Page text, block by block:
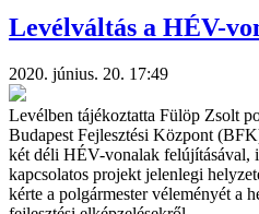
Levélváltás a HÉV-
2020. június. 20. 17:49
Levélben tájékoztatta Fülöp Zsolt
Budapest Fejlesztési Központ
két déli HÉV-vonalak felújításával,
kapcsolatos projekt jelenlegi
kérte a polgármester véleményét a